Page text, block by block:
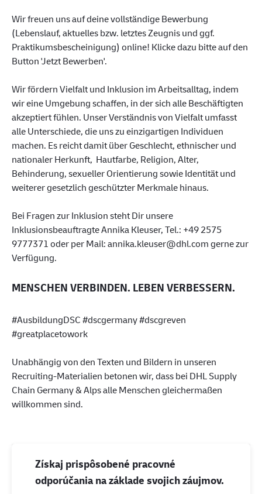
Wir freuen uns auf deine vollständige Bewerbung
(Lebenslauf, aktuelles bzw. letztes Zeugnis und ggf.
Praktikumsbescheinigung) online! Klicke dazu bitte auf den
Button 'Jetzt Bewerben'.
Wir fördern Vielfalt und Inklusion im Arbeitsalltag, indem
wir eine Umgebung schaffen, in der sich alle Beschäftigten
akzeptiert fühlen. Unser Verständnis von Vielfalt umfasst
alle Unterschiede, die uns zu einzigartigen Individuen
machen. Es reicht damit über Geschlecht, ethnischer und
nationaler Herkunft, Hautfarbe, Religion, Alter,
Behinderung, sexueller Orientierung sowie Identität und
weiterer gesetzlich geschützter Merkmale hinaus.
Bei Fragen zur Inklusion steht Dir unsere
Inklusionsbeauftragte Annika Kleuser, Tel.: +49 2575
9777371 oder per Mail: annika.kleuser@dhl.com gerne zur
Verfügung.
MENSCHEN VERBINDEN. LEBEN VERBESSERN.
#AusbildungDSC #dscgermany #dscgreven
#greatplacetowork
Unabhängig von den Texten und Bildern in unseren
Recruiting-Materialien betonen wir, dass bei DHL Supply
Chain Germany & Alps alle Menschen gleichermaßen
willkommen sind.
Získaj prispôsobené pracovné
odporúčania na základe svojich záujmov.